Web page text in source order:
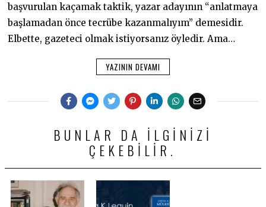
başvurulan kaçamak taktik, yazar adayının “anlatmaya
başlamadan önce tecrübe kazanmalıyım” demesidir.
Elbette, gazeteci olmak istiyorsanız öyledir. Ama…
YAZININ DEVAMI
BUNLAR DA ILGINIZI
ÇEKEBILIR.